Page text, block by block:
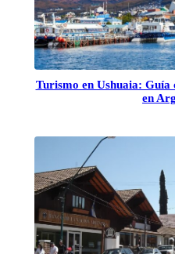
Turismo en Ushuaia: Guía
en